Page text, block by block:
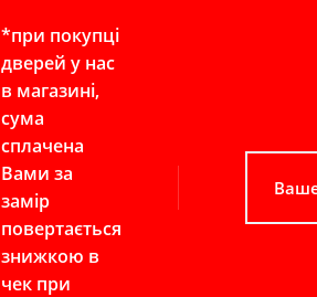
*при покупці
дверей у нас
в магазині,
сума
сплачена
Вами за
замір
повертається
знижкою в
чек при